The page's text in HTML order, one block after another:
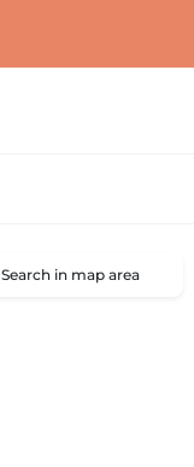
Search in map area